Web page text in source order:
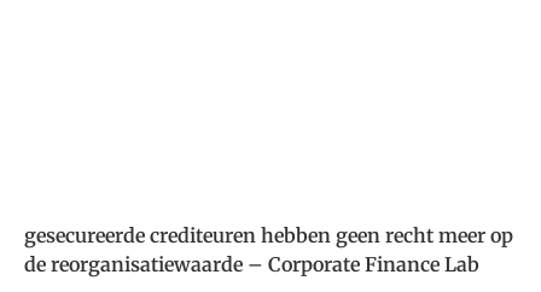
gesecureerde crediteuren hebben geen recht meer op
de reorganisatiewaarde – Corporate Finance Lab